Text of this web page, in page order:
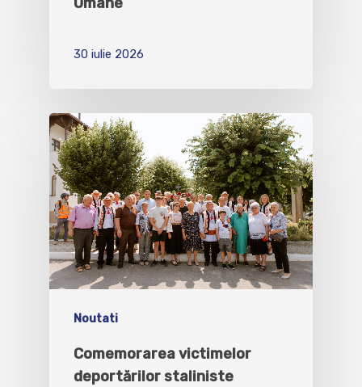
30 iulie 2026
Noutati
Comemorarea victimelor
deportărilor staliniste